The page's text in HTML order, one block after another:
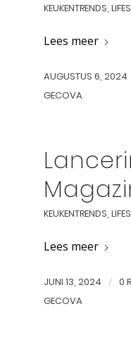
KEUKENTRENDS ,
Lees meer
AUGUSTUS 6, 2024
GECOVA
KEUKENTRENDS ,
Lees meer
JUNI 13, 2024 / 0
GECOVA